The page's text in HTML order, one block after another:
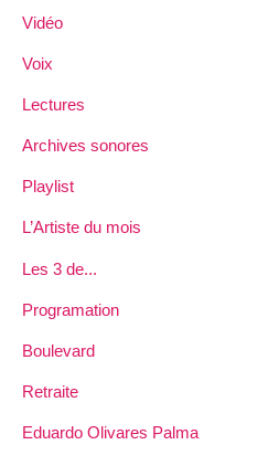
Vidéo
Voix
Lectures
Archives sonores
Playlist
L’Artiste du mois
Les 3 de...
Programation
Boulevard
Retraite
Eduardo Olivares Palma